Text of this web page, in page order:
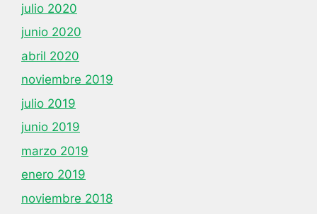
julio 2020
junio 2020
abril 2020
noviembre 2019
julio 2019
junio 2019
marzo 2019
enero 2019
noviembre 2018